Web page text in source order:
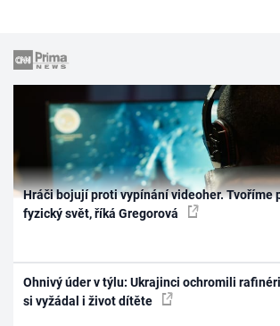
Hráči bojují proti vypínání videoher. Tvoříme
fyzický svět, říká Gregorová
Ohnivý úder v týlu: Ukrajinci ochromili
si vyžádal i život dítěte